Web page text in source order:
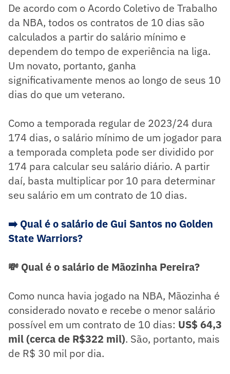
De acordo com o Acordo Coletivo de Trabalho
da NBA, todos os contratos de 10 dias são
calculados a partir do salário mínimo e
dependem do tempo de experiência na liga.
Um novato, portanto, ganha
significativamente menos ao longo de seus 10
dias do que um veterano.
Como a temporada regular de 2023/24 dura
174 dias, o salário mínimo de um jogador para
a temporada completa pode ser dividido por
174 para calcular seu salário diário. A partir
daí, basta multiplicar por 10 para determinar
seu salário em um contrato de 10 dias.
➡️ Qual é o salário de Gui Santos no Golden
State Warriors?
💸 Qual é o salário de Mãozinha Pereira?
Como nunca havia jogado na NBA, Mãozinha é
considerado novato e recebe o menor salário
possível em um contrato de 10 dias: US$ 64,3
mil (cerca de R$322 mil). São, portanto, mais
de R$ 30 mil por dia.